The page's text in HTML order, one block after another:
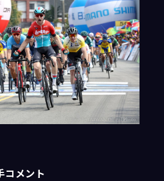
コメント